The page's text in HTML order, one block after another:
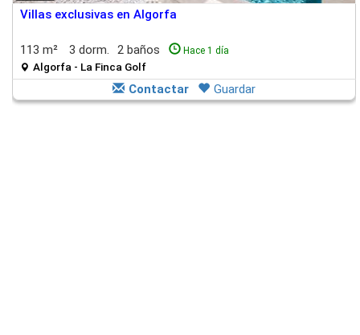
Villas exclusivas en Algorfa
113 m² 3 dorm. 2 baños Hace 1 día
Algorfa - La Finca Golf
Contactar Guardar